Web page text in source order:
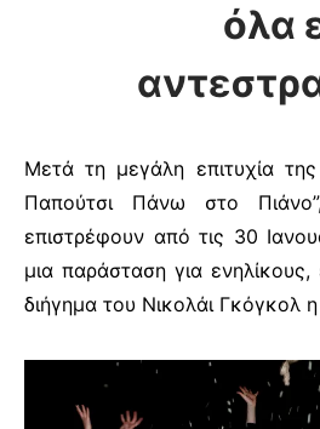
όλα
Μετά τη μεγάλη επιτυχία
Παπούτσι Πάνω στο
επιστρέφουν από τις 30
μια παράσταση για
διήγημα του Νικολάι Γκόγκολ